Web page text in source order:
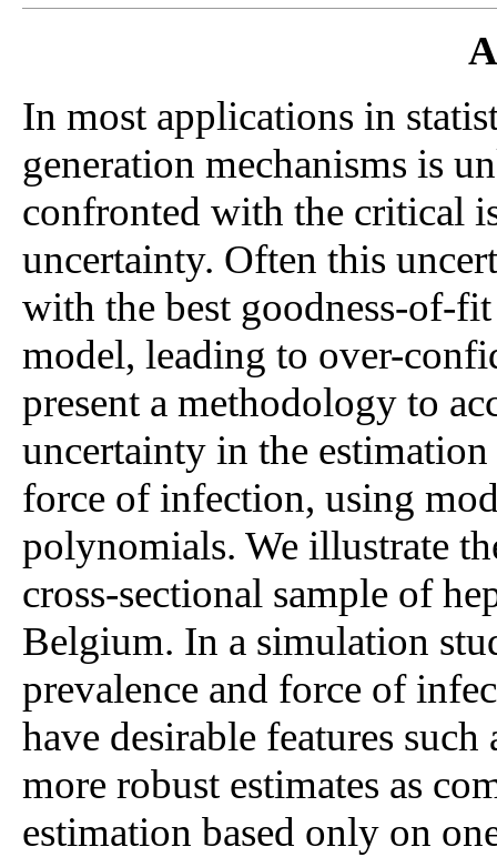
In most applications in
generation mechanisms is
confronted with the critical
uncertainty. Often this
with the best goodness-of-fit
model, leading to over-
present a methodology to
uncertainty in the
force of infection, using
polynomials. We illustrate
cross-sectional sample of
Belgium. In a simulation
prevalence and force of
have desirable features
more robust estimates as
estimation based only on